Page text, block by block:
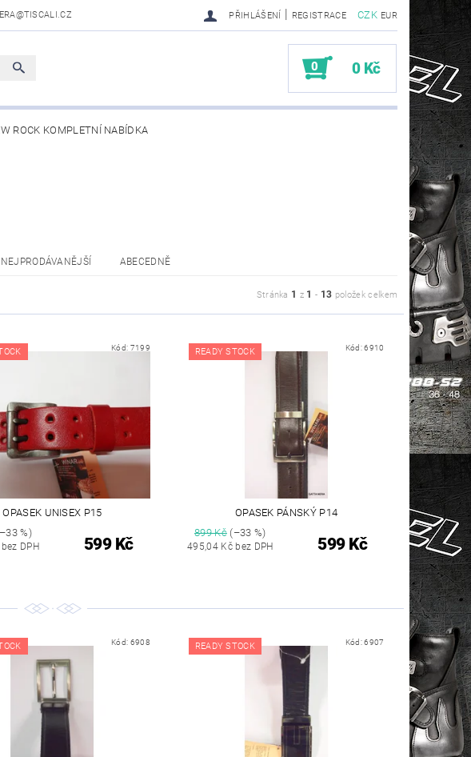
CZK EUR
PŘIHLÁŠENÍ | REGISTRACE
0 0 Kč
ROCK KOMPLETNÍ NABÍDKA
OPASKY/
NEJPRODÁVANĚJŠÍ ABECEDNĚ
Stránka 1 z 1 - 13 položek celkem
Kód: 7199
OPASEK UNISEX P15
%)
DPH 599 Kč
READY STOCK Kód:6910
OPASEK PÁNSKÝ P14
899 Kč (–33 %)
495,04 Kč bez DPH 599 Kč
Kód: 6908 READY STOCK Kód:6907